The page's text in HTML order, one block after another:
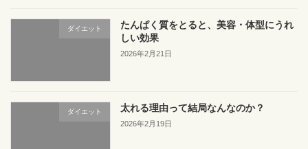
ダイエット
たんぱく質をとると、美容・体型にうれ
しい効果
2026年2月21日
ダイエット 太れる理由って結局なんなのか？
2026年2月19日